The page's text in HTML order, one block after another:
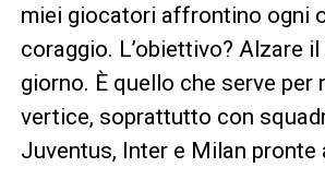
miei giocatori affrontino ogni
coraggio. L’obiettivo? Alzare
giorno. È quello che serve per
vertice, soprattutto con
Juventus, Inter e Milan pronte